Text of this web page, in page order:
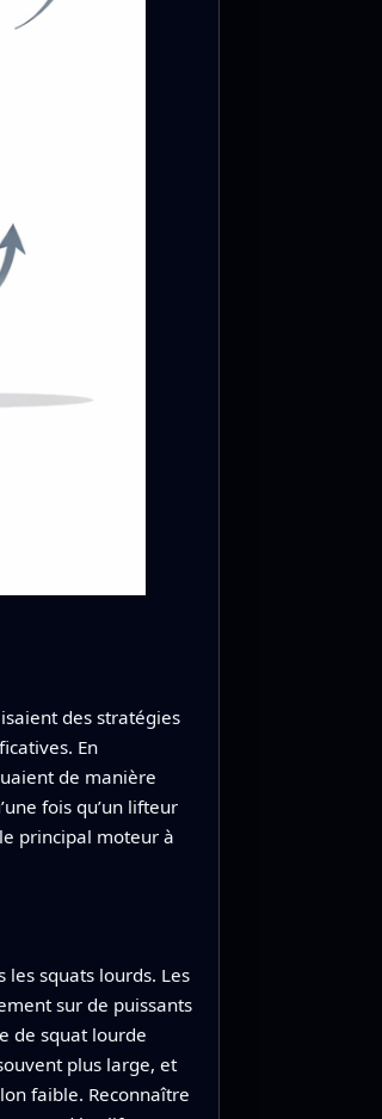
des stratégies
En
de manière
fois qu’un lifteur
principal moteur à
squats lourds. Les
sur de puissants
de squat lourde
plus large, et
faible. Reconnaître